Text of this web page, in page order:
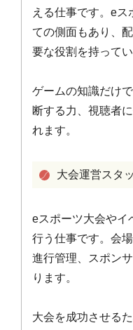
える仕事です。eス
ての側面もあり、
要な役割を持ってい
ゲームの知識だけ
断する力、視聴者
れます。
大会運営スタ
eスポーツ大会やイ
行う仕事です。会
進行管理、スポン
ります。
大会を成功させる